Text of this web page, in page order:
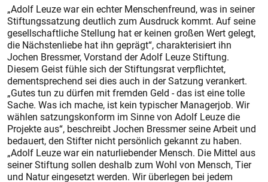
„Adolf Leuze war ein echter Menschenfreund, was in seiner
Stiftungssatzung deutlich zum Ausdruck kommt. Auf seine
gesellschaftliche Stellung hat er keinen großen Wert gelegt,
die Nächstenliebe hat ihn geprägt“, charakterisiert ihn
Jochen Bressmer, Vorstand der Adolf Leuze Stiftung.
Diesem Geist fühle sich der Stiftungsrat verpflichtet,
dementsprechend sei dies auch in der Satzung verankert.
„Gutes tun zu dürfen mit fremden Geld - das ist eine tolle
Sache. Was ich mache, ist kein typischer Managerjob. Wir
wählen satzungskonform im Sinne von Adolf Leuze die
Projekte aus“, beschreibt Jochen Bressmer seine Arbeit und
bedauert, den Stifter nicht persönlich gekannt zu haben.
„Adolf Leuze war ein naturliebender Mensch. Die Mittel aus
seiner Stiftung sollen deshalb zum Wohl von Mensch, Tier
und Natur eingesetzt werden. Wir überlegen bei jedem